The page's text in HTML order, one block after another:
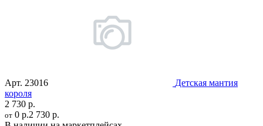
Арт. 23016
Детская мантия
короля
2 730 р.
от 0 р.2 730 р.